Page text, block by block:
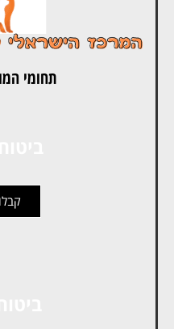
תחומי